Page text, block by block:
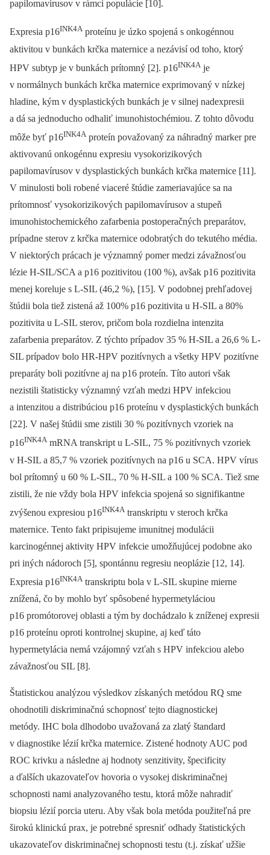
papilomavírusov v rámci populácie [10].
Expresia p16INK4A proteínu je úzko spojená s onkogénnou
aktivitou v bunkách krčka maternice a nezávisí od toho, ktorý
HPV subtyp je v bunkách prítomný [2]. p16INK4A je
v normálnych bunkách krčka maternice exprimovaný v nízkej
hladine, kým v dysplastických bunkách je v silnej nadexpresii
a dá sa jednoducho odhaliť imunohistochémiou. Z tohto dôvodu
môže byť p16INK4A proteín považovaný za náhradný marker pre
aktivovanú onkogénnu expresiu vysokorizikových
papilomavírusov v dysplastických bunkách krčka maternice [11].
V minulosti boli robené viaceré štúdie zameriavajúce sa na
prítomnosť vysokorizikových papilomavírusov a stupeň
imunohistochemického zafarbenia postoperačných preparátov,
prípadne sterov z krčka maternice odobratých do tekutého média.
V niektorých prácach je významný pomer medzi závažnosťou
lézie H-SIL/SCA a p16 pozitivitou (100 %), avšak p16 pozitivita
menej koreluje s L-SIL (46,2 %), [15]. V podobnej prehľadovej
štúdii bola tiež zistená až 100% p16 pozitivita u H-SIL a 80%
pozitivita u L-SIL sterov, pričom bola rozdielna intenzita
zafarbenia preparátov. Z týchto prípadov 35 % H-SIL a 26,6 % L-
SIL prípadov bolo HR-HPV pozitívnych a všetky HPV pozitívne
preparáty boli pozitívne aj na p16 proteín. Títo autori však
nezistili štatisticky významný vzťah medzi HPV infekciou
a intenzitou a distribúciou p16 proteínu v dysplastických bunkách
[22]. V našej štúdii sme zistili 30 % pozitívnych vzoriek na
p16INK4A mRNA transkript u L-SIL, 75 % pozitívnych vzoriek
v H-SIL a 85,7 % vzoriek pozitívnych na p16 u SCA. HPV vírus
bol prítomný u 60 % L-SIL, 70 % H-SIL a 100 % SCA. Tiež sme
zistili, že nie vždy bola HPV infekcia spojená so signifikantne
zvýšenou expresiou p16INK4A transkriptu v steroch krčka
maternice. Tento fakt pripisujeme imunitnej modulácii
karcinogénnej aktivity HPV infekcie umožňujúcej podobne ako
pri iných nádoroch [5], spontánnu regresiu neoplázie [12, 14].
Expresia p16INK4A transkriptu bola v L-SIL skupine mierne
znížená, čo by mohlo byť spôsobené hypermetyláciou
p16 promótorovej oblasti a tým by dochádzalo k zníženej expresii
p16 proteínu oproti kontrolnej skupine, aj keď táto
hypermetylácia nemá vzájomný vzťah s HPV infekciou alebo
závažnosťou SIL [8].
Štatistickou analýzou výsledkov získaných metódou RQ sme
ohodnotili diskriminačnú schopnosť tejto diagnostickej
metódy. IHC bola dlhodobo uvažovaná za zlatý štandard
v diagnostike lézií krčka maternice. Zistené hodnoty AUC pod
ROC krivku a následne aj hodnoty senzitivity, špecificity
a ďalších ukazovateľov hovoria o vysokej diskriminačnej
schopnosti nami analyzovaného testu, ktorá môže nahradiť
biopsiu lézií porcia uteru. Aby však bola metóda použiteľná pre
širokú klinickú prax, je potrebné spresniť odhady štatistických
ukazovateľov diskriminačnej schopnosti testu (t.j. získať užšie